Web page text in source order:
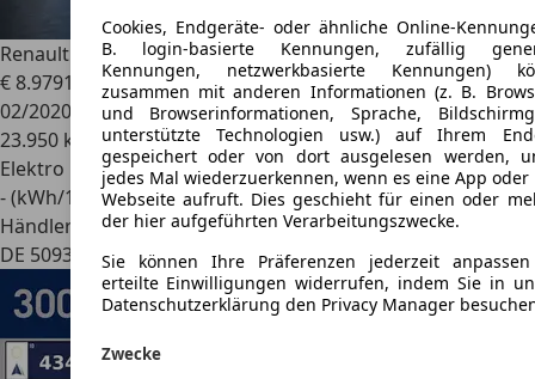
Renault ZOECARGO R90 40kWh MIETBATTERIE
€ 8.9791
02/2020
23.950 km
Elektro
- (kWh/100 km)
Händler
DE 50939
Köln
Cookies, Endgeräte- oder ähnliche Online-
B. login-basierte Kennungen, zufällig
Kennungen, netzwerkbasierte Kennungen)
zusammen mit anderen Informationen (z. B.
und Browserinformationen, Sprache,
unterstützte Technologien usw.) auf Ihrem
gespeichert oder von dort ausgelesen werden,
jedes Mal wiederzuerkennen, wenn es eine App
Webseite aufruft. Dies geschieht für einen oder
der hier aufgeführten Verarbeitungszwecke.
Sie können Ihre Präferenzen jederzeit
erteilte Einwilligungen widerrufen, indem Sie in
Datenschutzerklärung den Privacy Manager
Zwecke